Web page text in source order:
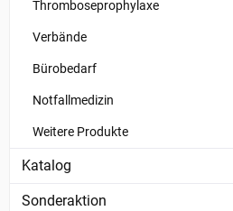
Thromboseprophylaxe
Verbände
Bürobedarf
Notfallmedizin
Weitere Produkte
Katalog
Sonderaktion